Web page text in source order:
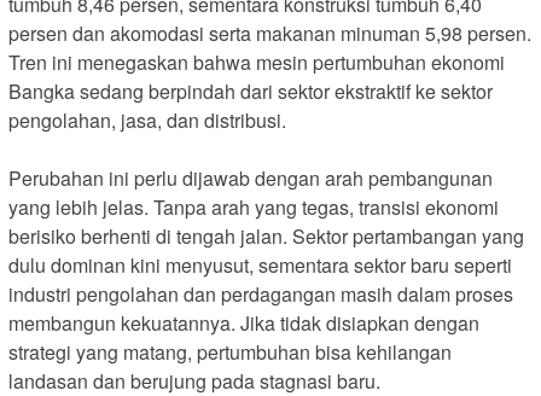
persen dan akomodasi serta makanan minuman 5,98 persen.
Tren ini menegaskan bahwa mesin pertumbuhan ekonomi
Bangka sedang berpindah dari sektor ekstraktif ke sektor
pengolahan, jasa, dan distribusi.
Perubahan ini perlu dijawab dengan arah pembangunan
yang lebih jelas. Tanpa arah yang tegas, transisi ekonomi
berisiko berhenti di tengah jalan. Sektor pertambangan yang
dulu dominan kini menyusut, sementara sektor baru seperti
industri pengolahan dan perdagangan masih dalam proses
membangun kekuatannya. Jika tidak disiapkan dengan
strategi yang matang, pertumbuhan bisa kehilangan
landasan dan berujung pada stagnasi baru.